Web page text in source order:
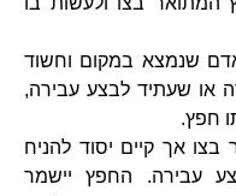
שנמצא במקום וחשוד
או שעתיד לבצע עבירה,
חפץ.
אך קיים יסוד להניח
עבירה. החפץ יישמר